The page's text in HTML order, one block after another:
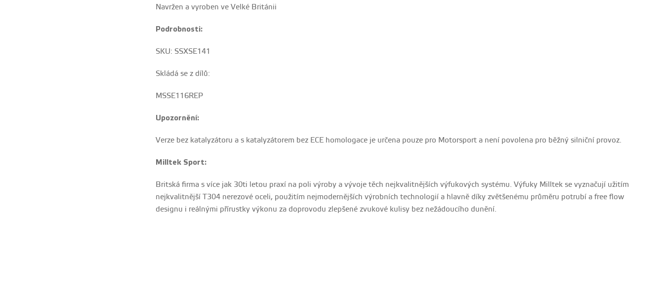
Navržen a vyroben ve Velké Británii
Podrobnosti:
SKU: SSXSE141
Skládá se z dílů:
MSSE116REP
Upozornění:
Verze bez katalyzátoru a s katalyzátorem bez ECE homologace je určena pouze pro Motorsport a není povolena pro běžný silniční provoz.
Milltek Sport:
Britská firma s více jak 30ti letou praxí na poli výroby a vývoje těch nejkvalitnějších výfukových systému. Výfuky Milltek se vyznačují užitím
nejkvalitnější T304 nerezové oceli, použitím nejmodernějších výrobních technologií a hlavně díky zvětšenému průměru potrubí a free flow
designu i reálnými přírustky výkonu za doprovodu zlepšené zvukové kulisy bez nežádoucího dunění.